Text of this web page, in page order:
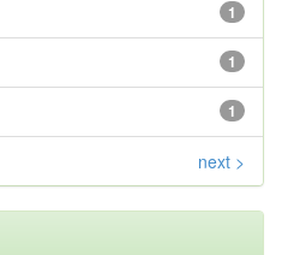
1
1
1
next >